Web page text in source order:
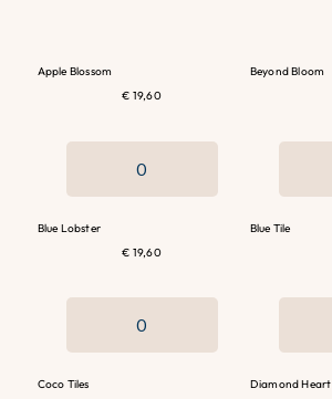
Apple Blossom
€ 19,60
Beyond Bloom
Blue Lobster
€ 19,60
Blue Tile
Coco Tiles
Diamond Heart